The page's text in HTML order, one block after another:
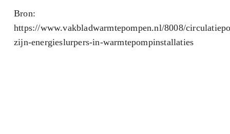
Bron:
https://www.vakbladwarmtepompen.nl/8008/
zijn-energieslurpers-in-warmtepompinstallaties